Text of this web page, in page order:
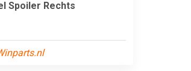
Spoiler Rechts